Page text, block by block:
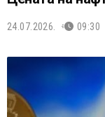
24.07.2026. 09:30